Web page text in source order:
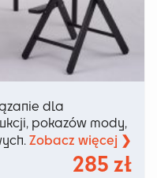
dla
pokazów mody,
Zobacz więcej ❯
285 zł